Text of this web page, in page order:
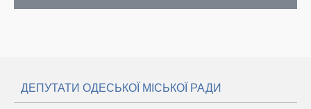
ДЕПУТАТИ ОДЕСЬКОЇ МІСЬКОЇ РАДИ